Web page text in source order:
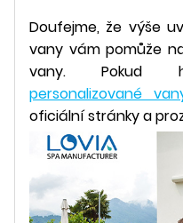
Doufejme, že výše
vany vám pomůže
vany. Pokud
personalizované
oficiální stránky a